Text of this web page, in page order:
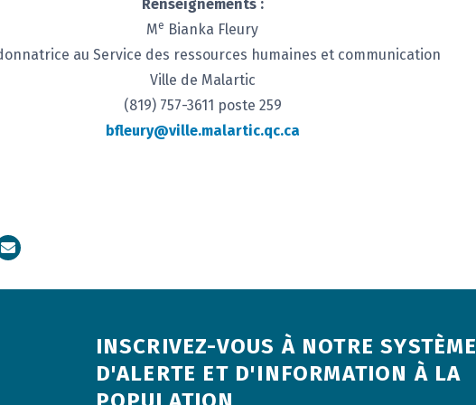
Renseignements :
Me Bianka Fleury
au Service des ressources humaines et communication
Ville de Malartic
(819) 757-3611 poste 259
bfleury@ville.malartic.qc.ca
INSCRIVEZ-VOUS À NOTRE SYSTÈME
D'ALERTE ET D'INFORMATION À LA